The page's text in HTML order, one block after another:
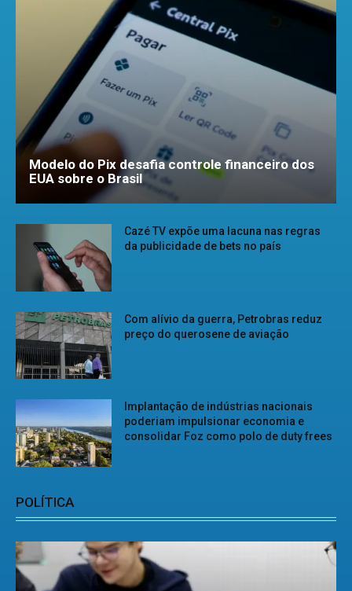
Modelo do Pix desafia controle financeiro dos
EUA sobre o Brasil
Cazé TV expõe uma lacuna nas regras
da publicidade de bets no país
Com alívio da guerra, Petrobras reduz
preço do querosene de aviação
Implantação de indústrias nacionais
poderiam impulsionar economia e
consolidar Foz como polo de duty frees
POLÍTICA